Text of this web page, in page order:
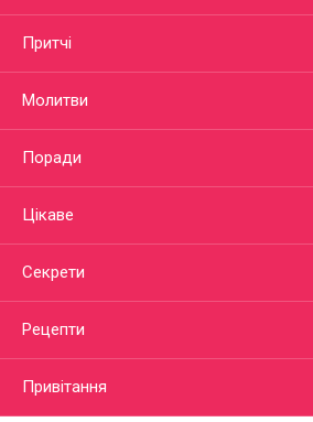
Притчі
Молитви
Поради
Цікаве
Секрети
Рецепти
Привітання